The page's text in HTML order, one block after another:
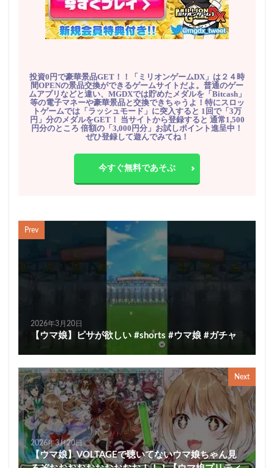
投資0円で豪華景品GET！！「ミリオンゲームDX」は２４時
間OPENの景品交換ができるゲームサイトだよ。普通のゲー
ムアプリなどと違い、MGDXでは貯めたメダルを「Bitcash」
等の電子マネーや豪華景品と交換できちゃうよ！特にスロッ
トゲームでは「ラッシュモード」に突入すると 1回で「3万
円」分のメダルをGET！ 当サイトから登録すると 通常1,500
円分のところ 倍額の「3,000円分」お試しポイント進呈中！
ぜひ登録して遊んでみてね！
今すぐ無料であそぶ
Prev
2026年3月20日
【ウマ娘】ピサが欲しい #shorts #ウマ娘 #ガチャ
Next
2026年3月20日
【ウマ娘】VOLTAGEで聴いてないウマ娘ちゃん見